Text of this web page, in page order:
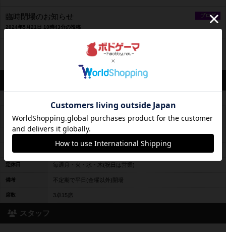
ブログ
臨時閉場のお知らせ
2024年5月21日 10時43分の投稿
ゲイセンゲームゼンセン始動します！
料金レンジ
曜フリータイム1,500 円 休日フリータイム2,000円
平日営業 13時00分～23時00分
定休日 毎週月・火・水・木(祝日は営業)
備考 不定期で平日(金曜以外)開場
席数 3卓15席
スタッフ